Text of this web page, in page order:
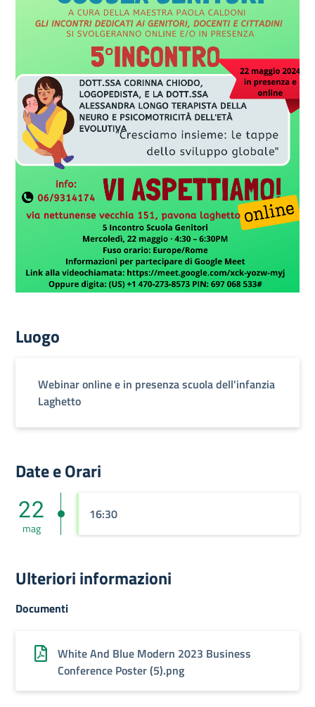
Luogo
Webinar online e in presenza scuola dell'infanzia
Laghetto
Date e Orari
22
mag
16:30
Ulteriori informazioni
Documenti
White And Blue Modern 2023 Business
Conference Poster (5).png